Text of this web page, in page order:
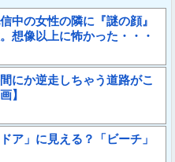
中の女性の隣に『謎の顔』
想像以上に怖かった・・・
にか逆走しちゃう道路がこ
】
ア」に見える？「ビーチ」